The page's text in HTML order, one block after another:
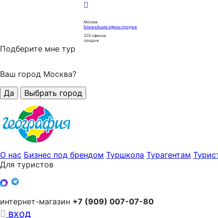
Москва
Ближайшие офисы продаж
320 офисов
продаж
Подберите мне тур
Ваш город Москва?
Да
Выбрать город
О нас Бизнес под брендом Туршкола Турагентам
Для туристов
интернет-магазин +7 (909) 007-07-80
вход